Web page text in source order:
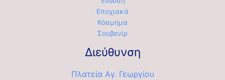
Εποχιακά
Κόσμημα
Σουβενίρ
Διεύθυνση
Πλατεία Αγ. Γεωργίου